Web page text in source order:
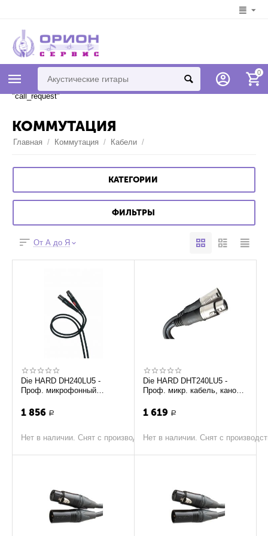
Syntax error in template
"778d12607e4bc461bb29ae430f82ae368cabbcef" on line 7 "{if
$addons.call_requests.status == "A"}{call_request}{/if}" unknown tag
"call_request"
0
КОММУТАЦИЯ
Главная / Коммутация / Кабели /
КАТЕГОРИИ
ФИЛЬТРЫ
От А до Я
Die HARD DH240LU5 -
Проф. микрофонный
длина - 5м
1 856 Р
Нет в наличии. Снят с производства
Die HARD DHT240LU5 -
Проф. микр. кабель, канон
длина - 5м
1 619 Р
Нет в наличии. Снят с